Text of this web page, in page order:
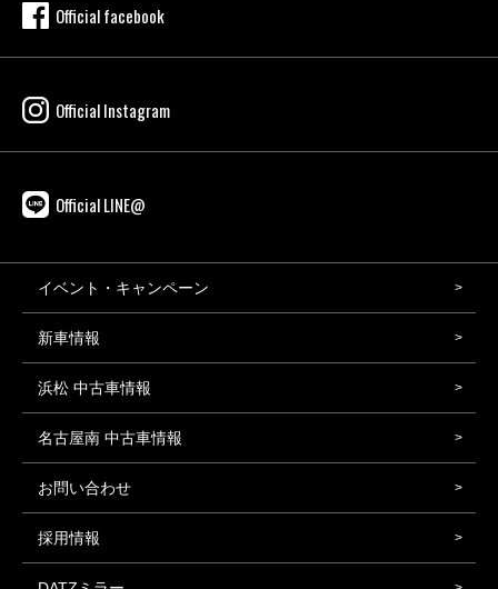
Official facebook
Official Instagram
Official LINE@
イベント・キャンペーン
新車情報
浜松 中古車情報
名古屋南 中古車情報
お問い合わせ
採用情報